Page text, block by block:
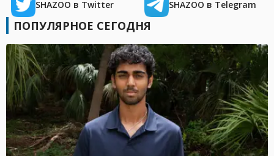
SHAZOO в Twitter SHAZOO в Telegram
ПОПУЛЯРНОЕ СЕГОДНЯ